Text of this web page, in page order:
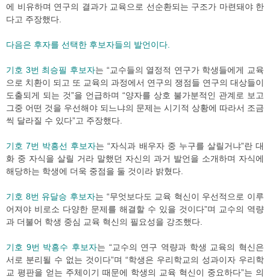
에 비유하며 연구의 결과가 교육으로 선순환되는 구조가 마련돼야 한
다고 주장했다.
다음은 후자를 선택한 후보자들의 발언이다.
기호 3번 최승필 후보자는 “교수들의 열정적 연구가 학생들에게 교육
으로 치환이 되고 또 교육의 과정에서 연구의 쟁점들 연구의 대상들이
도출되게 되는 것”을 언급하며 “양자를 상호 불가분적인 관계로 보고
그중 어떤 것을 우선해야 되느냐의 문제는 시기적 상황에 따라서 조금
씩 달라질 수 있다”고 주장했다.
기호 7번 박흥선 후보자는 “자식과 배우자 중 누구를 살릴거냐”란 대
화 중 자식을 살릴 거라 말했던 자신의 과거 발언을 소개하며 자식에
해당하는 학생에 더욱 중점을 둘 것이라 밝혔다.
기호 8번 유달승 후보자는 “무엇보다도 교육 혁신이 우선적으로 이루
어져야 비로소 다양한 문제를 해결할 수 있을 것이다”며 교수의 역량
과 더불어 학생 중심 교육 혁신의 필요성을 강조했다.
기호 9번 박흥수 후보자는 “교수의 연구 역량과 학생 교육의 혁신은
서로 분리될 수 없는 것이다”며 “학생은 우리학교의 성과이자 우리학
교 평판을 얻는 주체이기 때문에 학생의 교육 혁신이 중요하다”는 의